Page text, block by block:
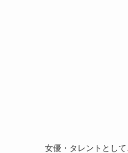
女優・タレントとし